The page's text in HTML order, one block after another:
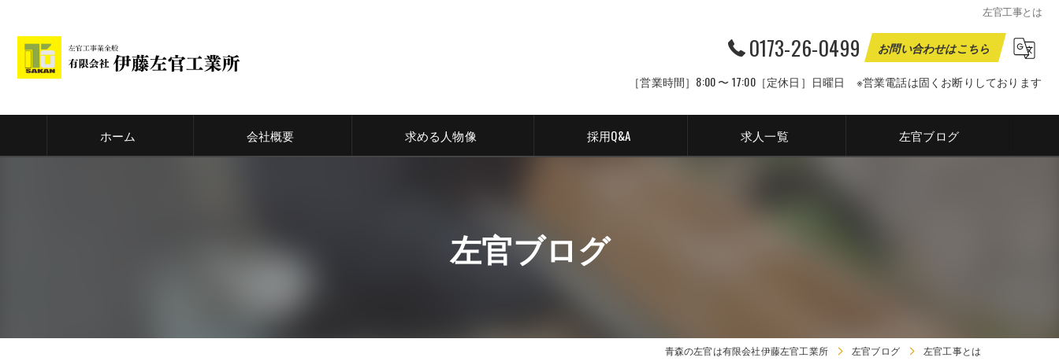
左官工事とは
0173-26-0499 お問い合わせはこちら
［営業時間］8:00 〜 17:00［定休日］日曜日 ※営業電話は固くお断りしております
ホーム 会社概要 求める人物像 採用Q&A 求人一覧 左官ブログ
左官ブログ
青森の左官は有限会社伊藤左官工業所 左官ブログ 左官工事とは